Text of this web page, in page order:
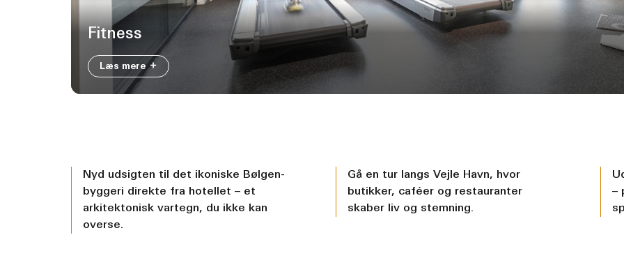
Fitness
Læs mere
Nyd udsigten til det ikoniske Bølgen-
byggeri direkte fra hotellet – et
arkitektonisk vartegn, du ikke kan
overse.
Gå en tur langs Vejle Havn, hvor
butikker, caféer og restauranter
skaber liv og stemning.
–